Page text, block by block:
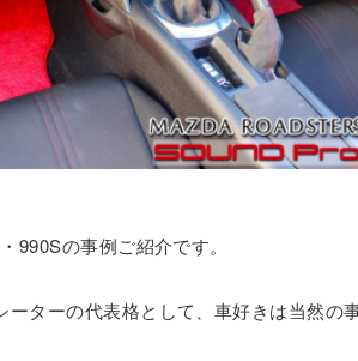
990Sの事例ご紹介です。
ーターの代表格として、車好きは当然